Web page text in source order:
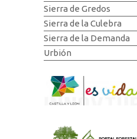
Sierra de Gredos
Sierra de la Culebra
Sierra de la Demanda
Urbión